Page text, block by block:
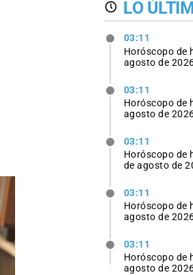
LO
03:11
Horóscopo de
agosto de
03:11
Horóscopo de
agosto de
03:11
Horóscopo de
de agosto de
03:11
Horóscopo de
agosto de
03:11
Horóscopo de
agosto de